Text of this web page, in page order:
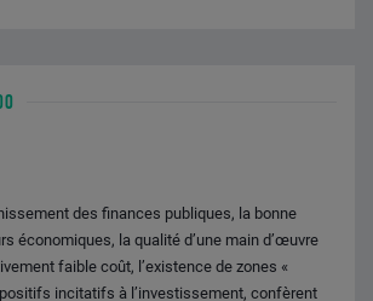
des finances publiques, la bonne
économiques, la qualité d’une main d’œuvre
faible coût, l’existence de zones «
incitatifs à l’investissement, confèrent